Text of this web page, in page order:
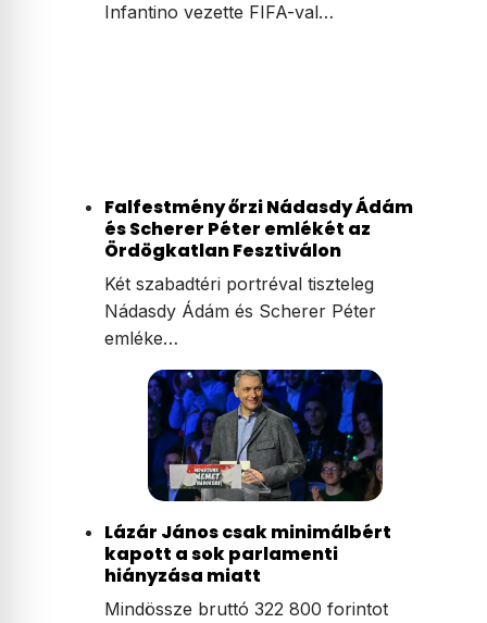
Infantino vezette FIFA-val…
Falfestmény őrzi Nádasdy Ádám
és Scherer Péter emlékét az
Ördögkatlan Fesztiválon
Két szabadtéri portréval tiszteleg
Nádasdy Ádám és Scherer Péter
emléke…
Lázár János csak minimálbért
kapott a sok parlamenti
hiányzása miatt
Mindössze bruttó 322 800 forintot